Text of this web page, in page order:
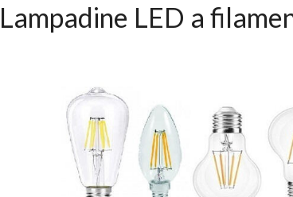
Lampadine LED a